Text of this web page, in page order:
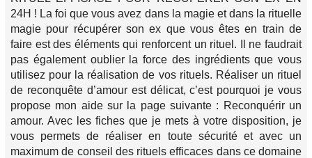
24H ! La foi que vous avez dans la magie et dans la rituelle
magie pour récupérer son ex que vous êtes en train de
faire est des éléments qui renforcent un rituel. Il ne faudrait
pas également oublier la force des ingrédients que vous
utilisez pour la réalisation de vos rituels. Réaliser un rituel
de reconquête d’amour est délicat, c’est pourquoi je vous
propose mon aide sur la page suivante : Reconquérir un
amour. Avec les fiches que je mets à votre disposition, je
vous permets de réaliser en toute sécurité et avec un
maximum de conseil des rituels efficaces dans ce domaine